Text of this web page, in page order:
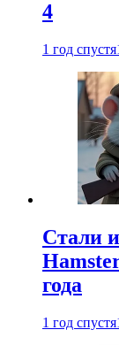
4
1 год спустя
Стали
года
1 год спустя